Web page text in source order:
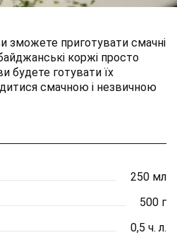
зможете приготувати смачні
коржі просто
будете готувати їх
смачною і незвичною
250 мл
500 г
0,5 ч. л.